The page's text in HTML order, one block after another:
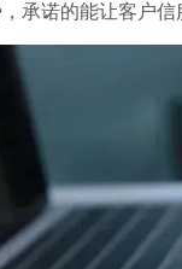
承诺的能让客户